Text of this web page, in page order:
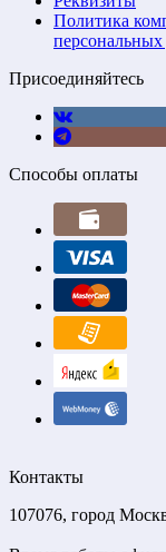
Политика
Присоединяйтесь
Способы оплаты
Контакты
107076, город